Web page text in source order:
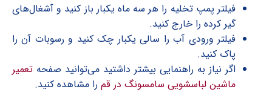
فیلتر پمپ تخلیه را هر سه ماه یکبار باز کنید و آشغال‌های
گیر کرده را خارج کنید.
فیلتر ورودی آب را سالی یکبار چک کنید و رسوبات آن را
پاک کنید.
اگر نیاز به راهنمایی بیشتر داشتید می‌توانید صفحه تعمیر
ماشین لباسشویی سامسونگ در قم را مشاهده کنید.